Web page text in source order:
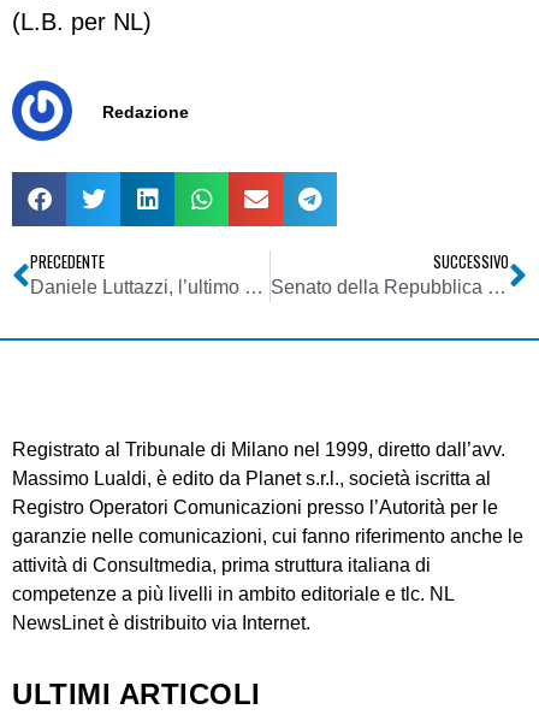
(L.B. per NL)
Redazione
PRECEDENTE
Daniele Luttazzi, l’ultimo degli epurati
SUCCESSIVO
Senato della Repubblica – VII Commissione – Cultura, Scienza e Istruzione
Registrato al Tribunale di Milano nel 1999, diretto dall’avv.
Massimo Lualdi, è edito da Planet s.r.l., società iscritta al
Registro Operatori Comunicazioni presso l’Autorità per le
garanzie nelle comunicazioni, cui fanno riferimento anche le
attività di Consultmedia, prima struttura italiana di
competenze a più livelli in ambito editoriale e tlc. NL
NewsLinet è distribuito via Internet.
ULTIMI ARTICOLI